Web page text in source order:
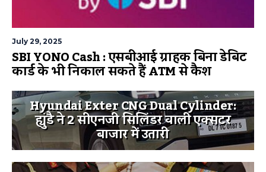
July 29, 2025
SBI YONO Cash : एसबीआई ग्राहक बिना डेबिट
कार्ड के भी निकाल सकते हैं ATM से कैश
Hyundai Exter CNG Dual Cylinder:
ह्युंडै ने 2 सीएनजी सिलिंडर वाली एक्सटर
बाजार में उतारी